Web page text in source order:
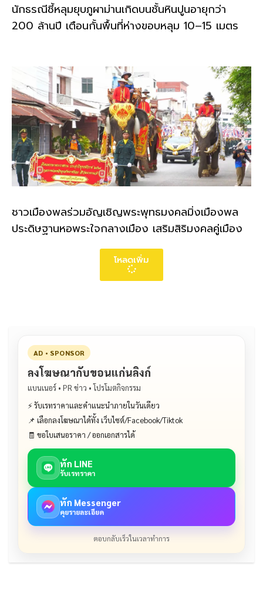
นักธรณีชี้หลุมยุบภูผาม่านเกิดบนชั้นหินปูนอายุกว่า
200 ล้านปี เตือนกั้นพื้นที่ห่างขอบหลุม 10–15 เมตร
ชาวเมืองพลร่วมอัญเชิญพระพุทธมงคลมิ่งเมืองพล
ประดิษฐานหอพระใจกลางเมือง เสริมสิริมงคลคู่เมือง
โหลดเพิ่ม
AD • SPONSOR
ลงโฆษณากับขอนแก่นลิงก์
แบนเนอร์ • PR ข่าว • โปรโมตกิจกรรม
⚡ รับเรทราคาและคำแนะนำภายในวันเดียว
📌 เลือกลงโฆษณาได้ทั้ง เว็บไซต์/Facebook/Tiktok
🧾 ขอใบเสนอราคา / ออกเอกสารได้
ทัก LINE
รับเรทราคา
ทัก Messenger
คุยรายละเอียด
ตอบกลับเร็วในเวลาทำการ